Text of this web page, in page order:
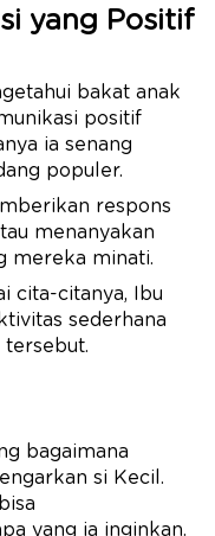
yang Positif
bakat anak
positif
ia senang
populer.
respons
menanyakan
mereka minati.
cita-citanya, Ibu
sederhana
tersebut.
bagaimana
si Kecil.
yang ia inginkan.